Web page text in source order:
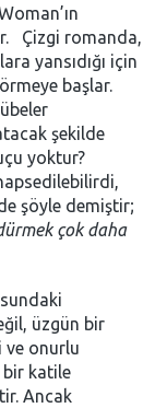
Çizgi romanda,
yansıdığı için
başlar.
şekilde
yoktur?
şöyle demiştir;
çok daha
üzgün bir
ve onurlu
bir katile
Ancak